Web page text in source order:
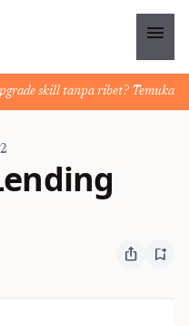
menu
skill tanpa ribet? Temukan
ios_share bookmark_add